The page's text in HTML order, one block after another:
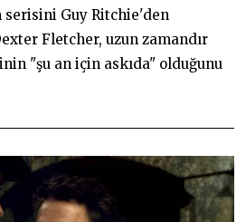
Guy Ritchie'den
Fletcher, uzun zamandır
"şu an için askıda" olduğunu